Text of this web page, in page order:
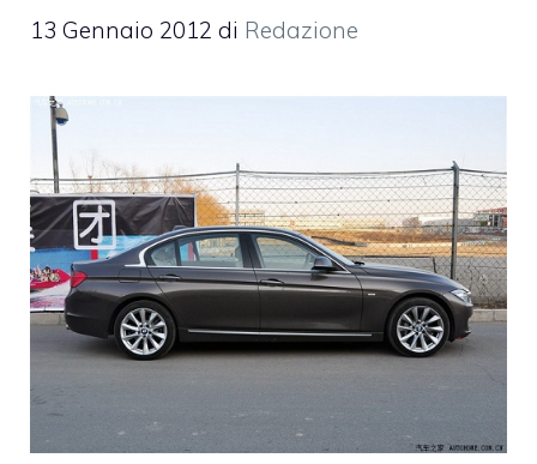
13 Gennaio 2012 di Redazione